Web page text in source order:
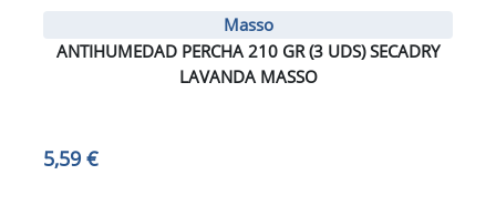
Masso
ANTIHUMEDAD PERCHA 210 GR (3 UDS) SECADRY
LAVANDA MASSO
5,59 €